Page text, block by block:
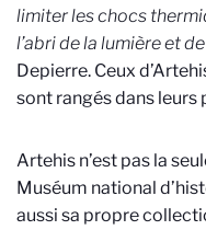
limiter les chocs
l’abri de la lumière et
Depierre. Ceux
sont rangés dans leurs
Artehis n’est pas la
Muséum national
aussi sa propre